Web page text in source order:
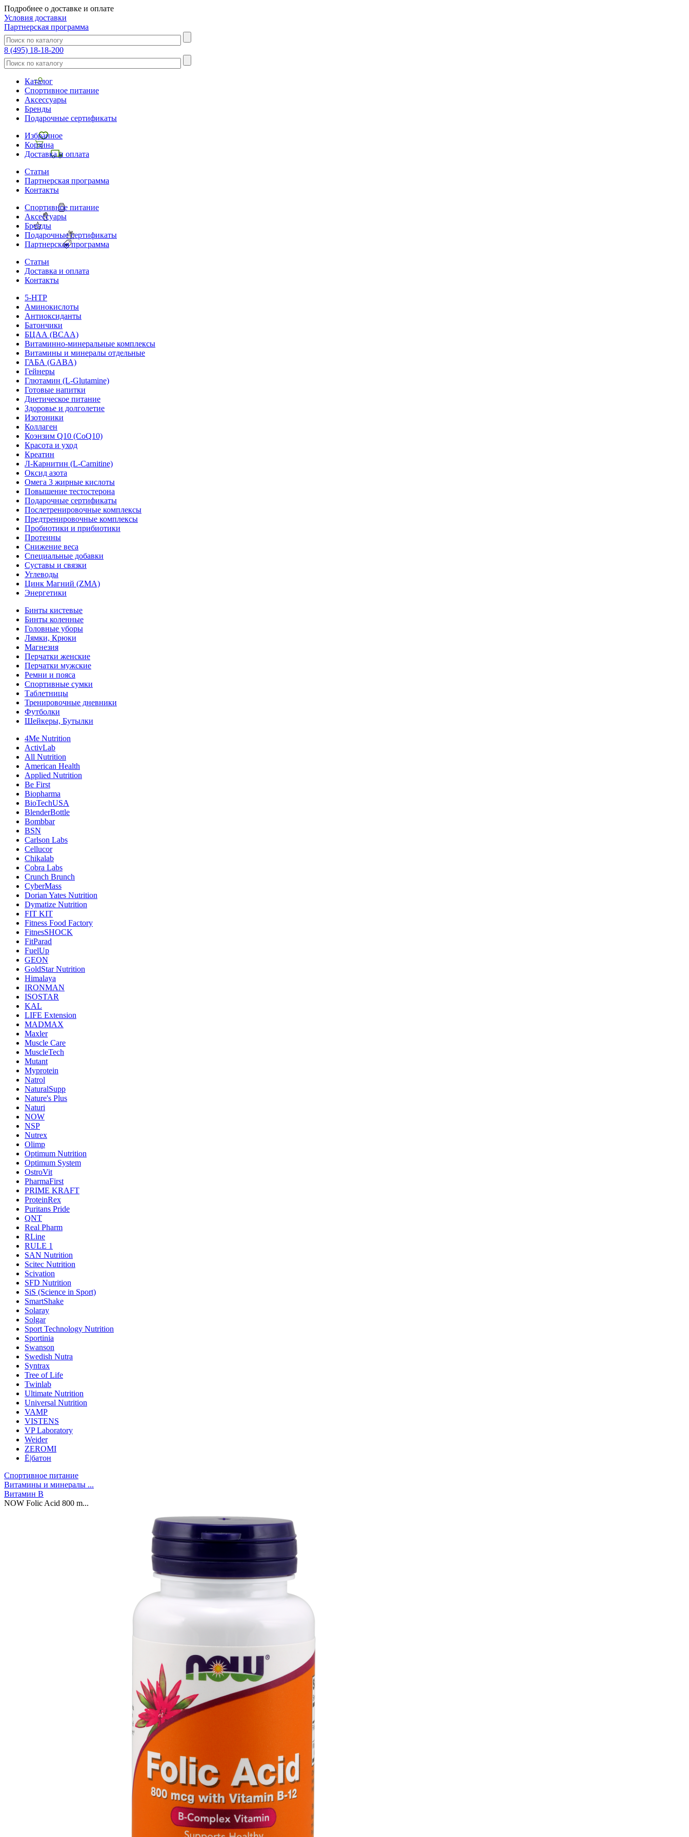
Подробнее о доставке и оплате
Условия доставки
Партнерская программа
8 (495) 18-18-200
Каталог
Спортивное питание
Аксессуары
Бренды
Подарочные сертификаты
Избранное
Корзина
Доставка и оплата
Статьи
Партнерская программа
Контакты
Спортивное питание
Аксессуары
Бренды
Подарочные сертификаты
Партнерская программа
Статьи
Доставка и оплата
Контакты
5-HTP
Аминокислоты
Антиоксиданты
Батончики
БЦАА (BCAA)
Витаминно-минеральные комплексы
Витамины и минералы отдельные
ГАБА (GABA)
Гейнеры
Глютамин (L-Glutamine)
Готовые напитки
Диетическое питание
Здоровье и долголетие
Изотоники
Коллаген
Коэнзим Q10 (CoQ10)
Красота и уход
Креатин
Л-Карнитин (L-Сarnitine)
Оксид азота
Омега 3 жирные кислоты
Повышение тестостерона
Подарочные сертификаты
Послетренировочные комплексы
Предтренировочные комплексы
Пробиотики и прибиотики
Протеины
Снижение веса
Специальные добавки
Суставы и связки
Углеводы
Цинк Магний (ZMA)
Энергетики
Бинты кистевые
Бинты коленные
Головные уборы
Лямки, Крюки
Магнезия
Перчатки женские
Перчатки мужские
Ремни и пояса
Спортивные сумки
Таблетницы
Тренировочные дневники
Футболки
Шейкеры, Бутылки
4Me Nutrition
ActivLab
All Nutrition
American Health
Applied Nutrition
Be First
Biopharma
BioTechUSA
BlenderBottle
Bombbar
BSN
Carlson Labs
Cellucor
Chikalab
Cobra Labs
Crunch Brunch
CyberMass
Dorian Yates Nutrition
Dymatize Nutrition
FIT KIT
Fitness Food Factory
FitnesSHOCK
FitParad
FuelUp
GEON
GoldStar Nutrition
Himalaya
IRONMAN
ISOSTAR
KAL
LIFE Extension
MADMAX
Maxler
Muscle Care
MuscleTech
Mutant
Myprotein
Natrol
NaturalSupp
Nature's Plus
Naturi
NOW
NSP
Nutrex
Olimp
Optimum Nutrition
Optimum System
OstroVit
PharmaFirst
PRIME KRAFT
ProteinRex
Puritans Pride
QNT
Real Pharm
RLine
RULE 1
SAN Nutrition
Scitec Nutrition
Scivation
SFD Nutrition
SiS (Science in Sport)
SmartShake
Solaray
Solgar
Sport Technology Nutrition
Sportinia
Swanson
Swedish Nutra
Syntrax
Tree of Life
Twinlab
Ultimate Nutrition
Universal Nutrition
VAMP
VISTENS
VP Laboratory
Weider
ZEROMI
Ё|батон
Спортивное питание
Витамины и минералы ...
Витамин B
NOW Folic Acid 800 m...